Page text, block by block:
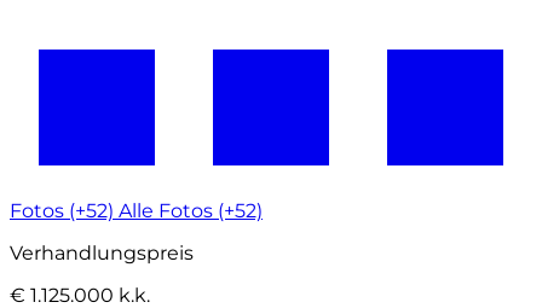
Fotos (+52) Alle Fotos (+52)
Verhandlungspreis
€ 1.125.000 k.k.